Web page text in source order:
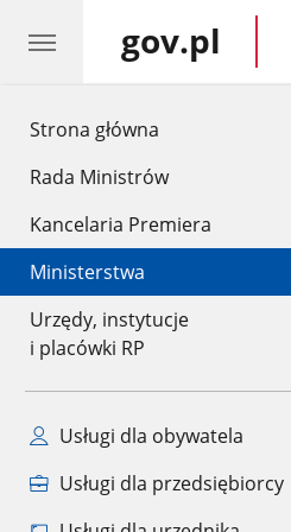
Strona główna
Rada Ministrów
Kancelaria Premiera
Ministerstwa
Urzędy, instytucje
i placówki RP
Usługi dla obywatela
Usługi dla przedsiębiorcy
gov.pl